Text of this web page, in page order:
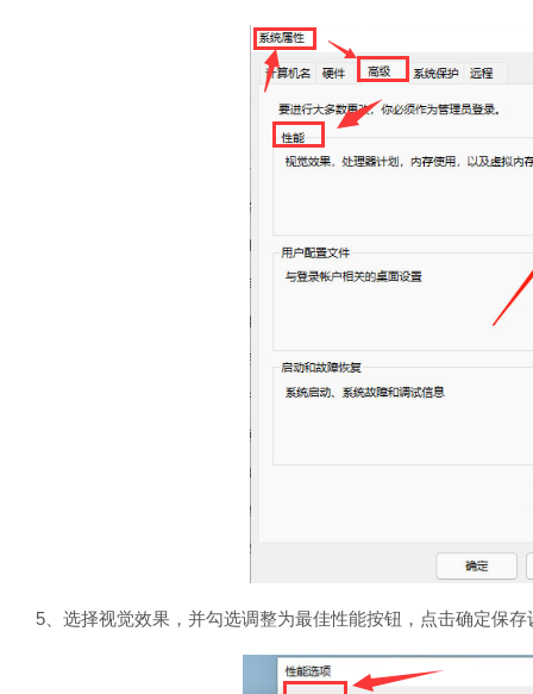
5、选择视觉效果，并勾选调整为最佳性能按钮，点击确定保存